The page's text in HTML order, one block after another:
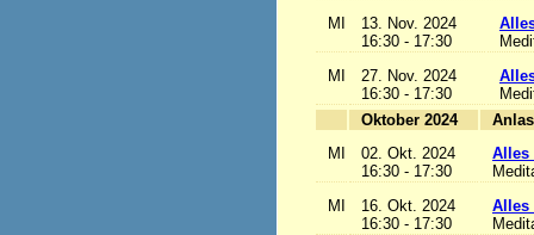
MI
13. Nov. 2024
16:30 - 17:30
MI
27. Nov. 2024
16:30 - 17:30
Oktober 2024
MI
02. Okt. 2024
16:30 - 17:30
Alles
MI
16. Okt. 2024
16:30 - 17:30
Alles